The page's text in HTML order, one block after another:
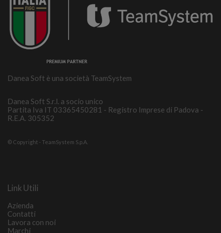
Danea Soft è una società TeamSystem
Danea Soft S.r.l. a socio unico
Partita Iva IT 03365450281 - Registro Imprese di Padova -
R.E.A. 305352
© Copyright - TeamSystem S.p.A.
Link Utili
Azienda
Contatti
Lavora con noi
Marchi